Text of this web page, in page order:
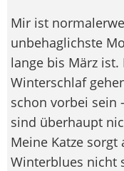
Mir ist
unbehaglichste
lange bis März
Winterschlaf
schon vorbei sein
sind überhaupt
Meine Katze
Winterblues nicht